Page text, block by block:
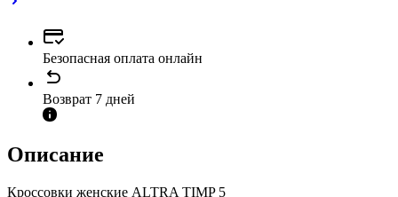
Безопасная оплата онлайн
Возврат 7 дней
Описание
Кроссовки женские ALTRA TIMP 5